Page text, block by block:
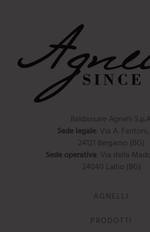
Baldassare Agnelli
Sede legale: Via A.
24121 Bergamo (BG)
Sede operativa: Via della
24040 Lallio (BG)
AGNELLI
PRODOTTI